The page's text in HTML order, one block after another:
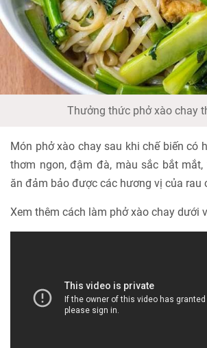
Thưởng thức phở xào chay
Món phở xào chay sau khi chế biến có
thơm ngon, đậm đà, màu sắc bắt
ăn đảm bảo được các hương vị của rau
Xem thêm cách làm phở xào chay dưới